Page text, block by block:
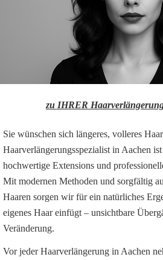
zu IHRER
Sie wünschen sich längeres, volleres
Haarverlängerungsspezialist in Aachen
hochwertige Extensions und
Mit modernen Methoden und sorgfältig
Haaren sorgen wir für ein natürliches
eigenes Haar einfügt – unsichtbare
Veränderung.
Vor jeder Haarverlängerung in Aachen